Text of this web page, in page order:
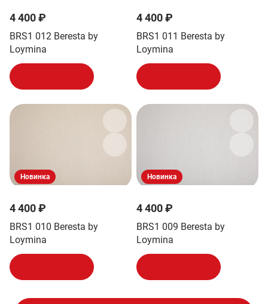
4 400 ₽
BRS1 012 Beresta by
Loymina
4 400 ₽
BRS1 011 Beresta by
Loymina
Новинка
4 400 ₽
BRS1 010 Beresta by
Loymina
Новинка
4 400 ₽
BRS1 009 Beresta by
Loymina